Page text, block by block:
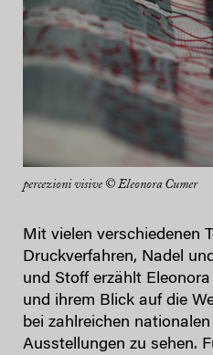
percezioni visive © Eleonora Cumer
Mit vielen verschiedenen
Druckverfahren, Nadel
und Stoff erzählt
und ihrem Blick auf die
bei zahlreichen
Ausstellungen zu sehen.